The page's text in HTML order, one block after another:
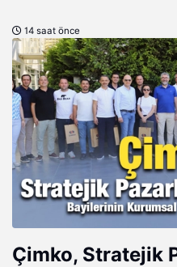
14 saat önce
Çimko, Stratejik